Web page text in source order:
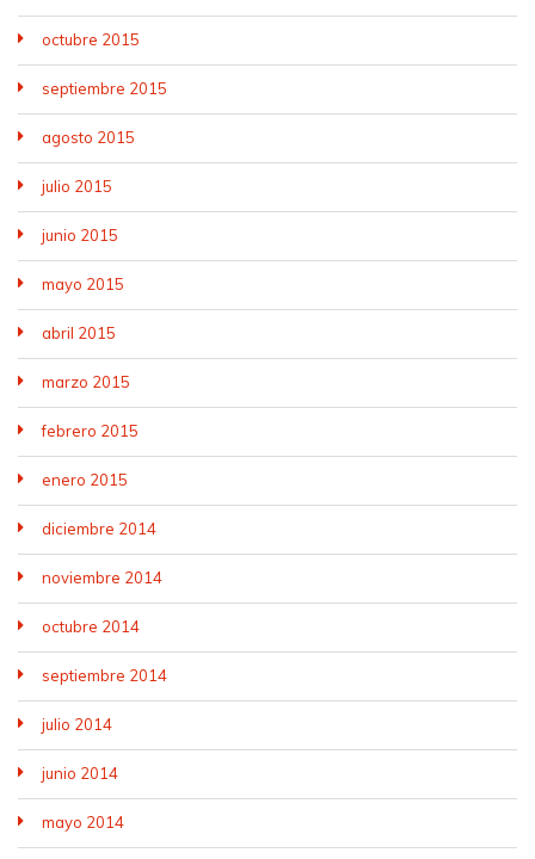
octubre 2015
septiembre 2015
agosto 2015
julio 2015
junio 2015
mayo 2015
abril 2015
marzo 2015
febrero 2015
enero 2015
diciembre 2014
noviembre 2014
octubre 2014
septiembre 2014
julio 2014
junio 2014
mayo 2014